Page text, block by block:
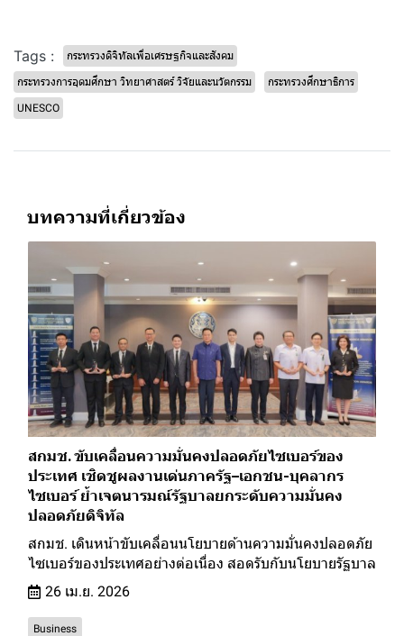
Tags : กระทรวงดิจิทัลเพื่อเศรษฐกิจและสังคม
กระทรวงการอุดมศึกษา วิทยาศาสตร์ วิจัยและนวัตกรรม กระทรวงศึกษาธิการ
UNESCO
บทความที่เกี่ยวข้อง
สกมช. ขับเคลื่อนความมั่นคงปลอดภัยไซเบอร์ของ
ประเทศ เชิดชูผลงานเด่นภาครัฐ–เอกชน-บุคลากร
ไซเบอร์ ย้ำเจตนารมณ์รัฐบาลยกระดับความมั่นคง
ปลอดภัยดิจิทัล
สกมช. เดินหน้าขับเคลื่อนนโยบายด้านความมั่นคงปลอดภัย
ไซเบอร์ของประเทศอย่างต่อเนื่อง สอดรับกับนโยบายรัฐบาล
26 เม.ย. 2026
Business